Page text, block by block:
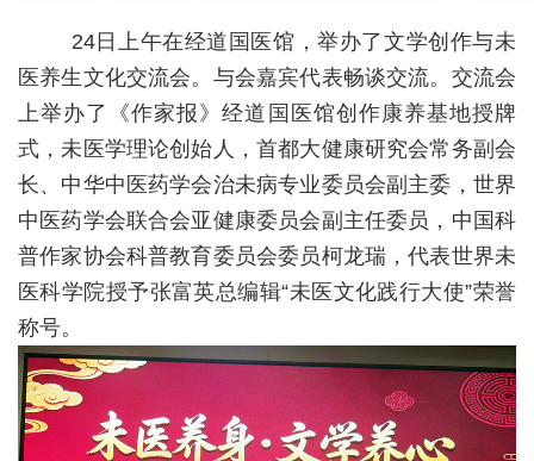
24日上午在经道国医馆，举办了文学创作与未
医养生文化交流会。与会嘉宾代表畅谈交流。交流会
上举办了《作家报》经道国医馆创作康养基地授牌
式，未医学理论创始人，首都大健康研究会常务副会
长、中华中医药学会治未病专业委员会副主委，世界
中医药学会联合会亚健康委员会副主任委员，中国科
普作家协会科普教育委员会委员柯龙瑞，代表世界未
医科学院授予张富英总编辑“未医文化践行大使”荣誉
称号。